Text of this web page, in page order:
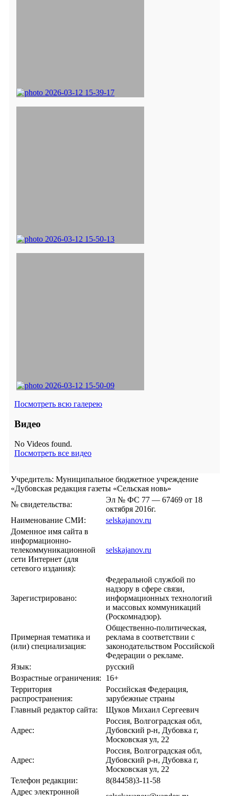
Посмотреть всю галерею
Видео
No Videos found.
Посмотреть все видео
Учредитель: Муниципальное бюджетное учреждение
«Дубовская редакция газеты «Сельская новь»
№ свидетельства:
Эл № ФС 77 — 67469 от 18
октября 2016г.
Наименование СМИ:
selskajanov.ru
Доменное имя сайта в
информационно-
телекоммуникационной
сети Интернет (для
сетевого издания):
selskajanov.ru
Зарегистрировано:
Федеральной службой по
надзору в сфере связи,
информационных технологий
и массовых коммуникаций
(Роскомнадзор).
Примерная тематика и
(или) специализация:
Общественно-политическая,
реклама в соответствии с
законодательством Российской
Федерации о рекламе.
Язык:
русский
Возрастные ограничения:
16+
Территория
распространения:
Российская Федерация,
зарубежные страны
Главный редактор сайта:
Щуков Михаил Сергеевич
Адрес:
Россия, Волгоградская обл,
Дубовский р-н, Дубовка г,
Московская ул, 22
Адрес:
Россия, Волгоградская обл,
Дубовский р-н, Дубовка г,
Московская ул, 22
Телефон редакции:
8(84458)3-11-58
Адрес электронной